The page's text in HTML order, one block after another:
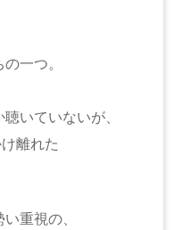
一つ。
いていないが、
離れた
重視の、